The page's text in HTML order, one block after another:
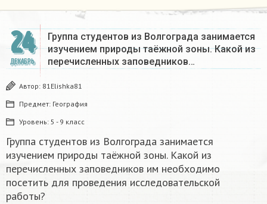
24
ДЕКАБРЬ
Группа студентов из Волгограда занимается
изучением природы таёжной зоны. Какой из
перечисленных заповедников…
Автор: 81Elishka81
Предмет: География
Уровень: 5 - 9 класс
Группа студентов из Волгограда занимается
изучением природы таёжной зоны. Какой из
перечисленных заповедников им необходимо
посетить для проведения исследовательской
работы?